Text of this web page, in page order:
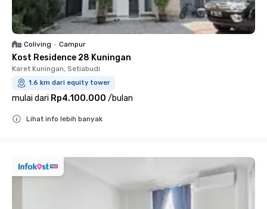
Coliving • Campur
Kost Residence 28 Kuningan
Karet Kuningan, Setiabudi
1.6 km dari equity tower
mulai dari Rp4.100.000 /bulan
Lihat info lebih banyak